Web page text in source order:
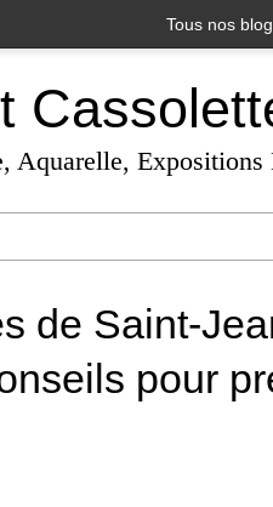
Tous nos
Aquarelle,
de Saint-
pour